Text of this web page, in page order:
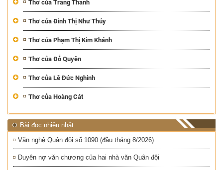
Thơ của Trang Thanh
Thơ của Đinh Thị Như Thúy
Thơ của Phạm Thị Kim Khánh
Thơ của Đỗ Quyên
Thơ của Lê Đức Nghinh
Thơ của Hoàng Cát
Bài đọc nhiều nhất
Văn nghệ Quân đội số 1090 (đầu tháng 8/2026)
Duyên nợ văn chương của hai nhà văn Quân đội